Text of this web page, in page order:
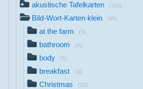
akustische Tafelkarten (116)
Bild-Wort-Karten klein (99)
at the farm (3)
bathroom (8)
body (5)
breakfast (4)
Christmas (10)